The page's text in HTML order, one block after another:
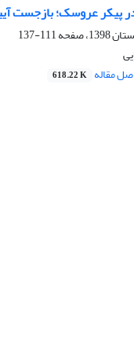
پیکر عروسک؛ بازجست
111-137
مقاله 618.22 K